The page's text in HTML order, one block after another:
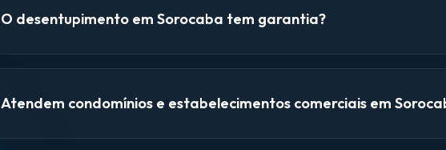
O desentupimento em Sorocaba tem garantia?
Atendem condomínios e estabelecimentos comerciais em